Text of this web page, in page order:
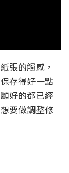
張的觸感，
存得好一點
好的都已經
要做調整修